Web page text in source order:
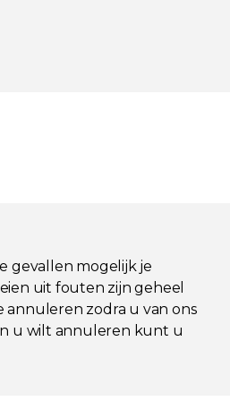
gevallen mogelijk je
uit fouten zijn geheel
annuleren zodra u van ons
u wilt annuleren kunt u